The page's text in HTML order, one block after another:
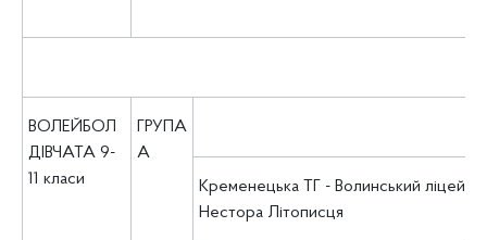
ВОЛЕЙБОЛ
ДІВЧАТА 9-
11 класи
ГРУПА
А
Кременецька ТГ - Волинський ліцей ім.
Нестора Літописця